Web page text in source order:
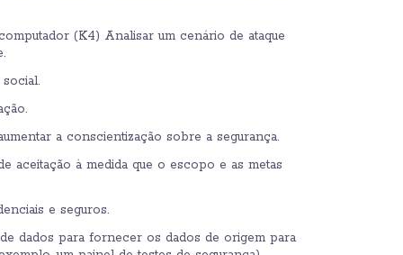
(K4) Analisar um cenário de ataque
a conscientização sobre a segurança.
aceitação à medida que o escopo e as metas
e seguros.
dados para fornecer os dados de origem para